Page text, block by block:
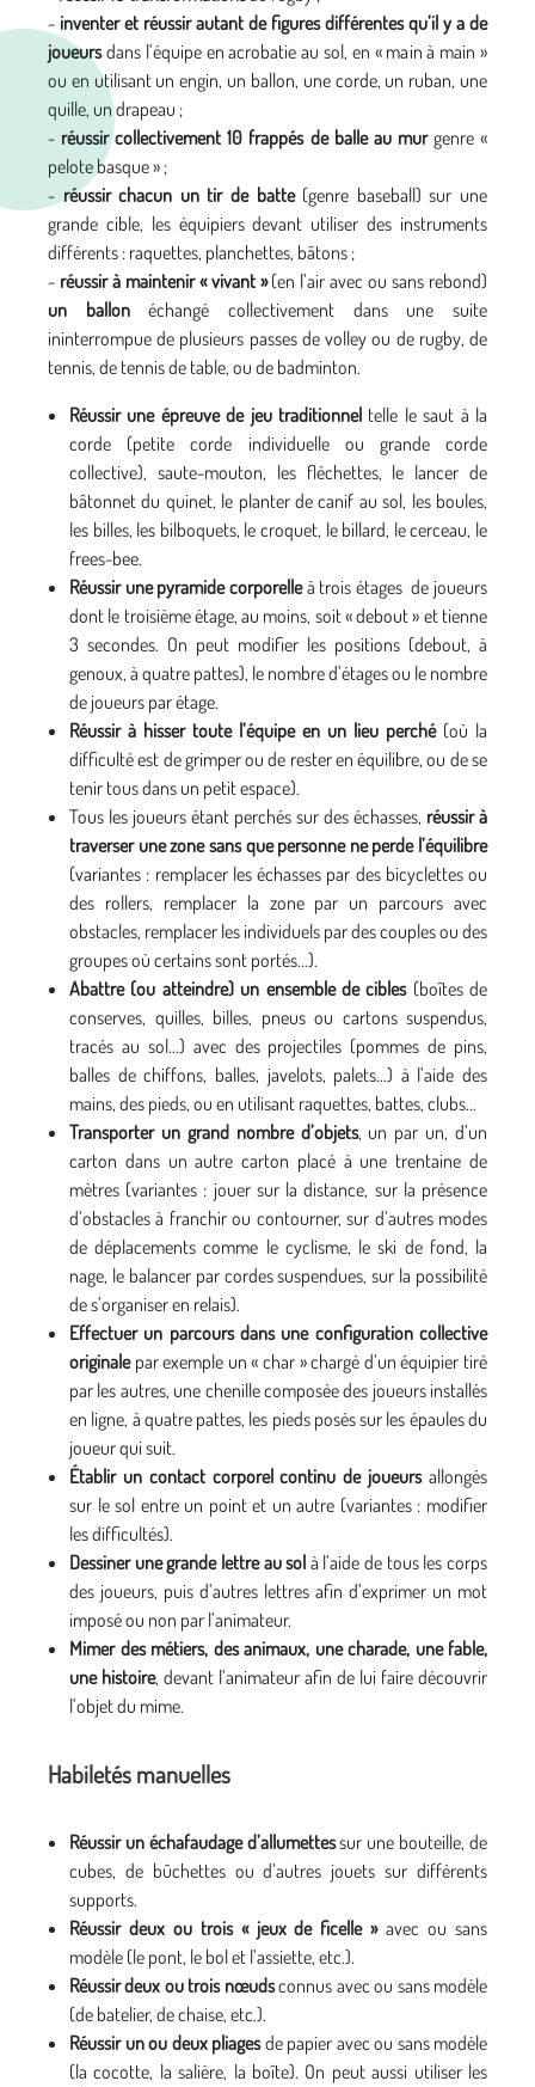
- inventer et réussir autant de figures différentes qu’il y a de
joueursdans l’équipe en acrobatie au sol, en « main à main »
ou en utilisant un engin, un ballon, une corde, un ruban, une
quille, un drapeau ;
- réussir collectivement 10 frappés de balle au murgenre «
pelote basque » ;
- réussir chacun un tir de batte(genre baseball) sur une
grande cible, les équipiers devant utiliser des instruments
différents : raquettes, planchettes, bâtons ;
- réussir à maintenir « vivant »(en l’air avec ou sans rebond)
un ballonéchangé collectivement dans une suite
ininterrompue de plusieurs passes de volley ou de rugby, de
tennis, de tennis de table, ou de badminton.
Réussir une épreuve de jeu traditionnel telle le saut à la
corde (petite corde individuelle ou grande corde
collective), saute-mouton, les fléchettes, le lancer de
bâtonnet du quinet, le planter de canif au sol, les boules,
les billes, les bilboquets, le croquet, le billard, le cerceau, le
frees-bee.
Réussir une pyramide corporelleà trois étages de joueurs
dont le troisième étage, au moins, soit « debout » et tienne
3 secondes. On peut modifier les positions (debout, à
genoux, à quatre pattes), le nombre d’étages ou le nombre
de joueurs par étage.
Réussir à hisser toute l’équipe en un lieu perché(où la
difficulté est de grimper ou de rester en équilibre, ou de se
tenir tous dans un petit espace).
Tous les joueurs étant perchés sur des échasses, réussir à
traverser une zone sans que personne ne perde l’équilibre
(variantes : remplacer les échasses par des bicyclettes ou
des rollers, remplacer la zone par un parcours avec
obstacles, remplacer les individuels par des couples ou des
groupes où certains sont portés...).
Abattre (ou atteindre) un ensemble de cibles(boîtes de
conserves, quilles, billes, pneus ou cartons suspendus,
tracés au sol...) avec des projectiles (pommes de pins,
balles de chiffons, balles, javelots, palets...) à l’aide des
mains, des pieds, ou en utilisant raquettes, battes, clubs…
Transporter un grand nombre d’objets, un par un, d’un
carton dans un autre carton placé à une trentaine de
mètres (variantes : jouer sur la distance, sur la présence
d’obstacles à franchir ou contourner, sur d’autres modes
de déplacements comme le cyclisme, le ski de fond, la
nage, le balancer par cordes suspendues, sur la possibilité
de s’organiser en relais).
Effectuer un parcours dans une configuration collective
originalepar exemple un « char » chargé d’un équipier tiré
par les autres, une chenille composée des joueurs installés
en ligne, à quatre pattes, les pieds posés sur les épaules du
joueur qui suit.
Établir un contact corporel continu de joueursallongés
sur le sol entre un point et un autre (variantes : modifier
les difficultés).
Dessiner une grande lettre au sol à l’aide de tous les corps
des joueurs, puis d’autres lettres afin d’exprimer un mot
imposé ou non par l’animateur.
Mimer des métiers, des animaux, une charade, une fable,
une histoire, devant l’animateur afin de lui faire découvrir
l’objet du mime.
Habiletés manuelles
Réussir un échafaudage d’allumettessur une bouteille, de
cubes, de bûchettes ou d’autres jouets sur différents
supports.
Réussir deux ou trois « jeux de ficelle »avec ou sans
modèle (le pont, le bol et l’assiette, etc.).
Réussir deux ou trois nœudsconnus avec ou sans modèle
(de batelier, de chaise, etc.).
Réussir un ou deux pliagesde papier avec ou sans modèle
(la cocotte, la salière, la boîte). On peut aussi utiliser les